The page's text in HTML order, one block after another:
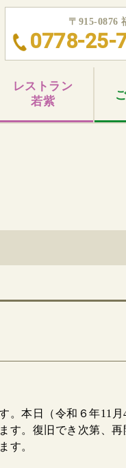
〒915-0876
0778-25-
レストラン
若紫
。本日（令和６年11
す。復旧でき次第、再
す。